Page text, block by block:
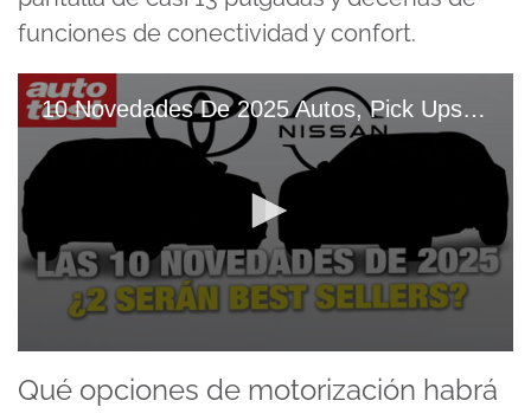
funciones de conectividad y confort.
10 Novedades De 2025 Autos, Pick Ups Y SUVs Que ROMPERÁN El MERCADO
seconds
of
Qué opciones de motorización habrá